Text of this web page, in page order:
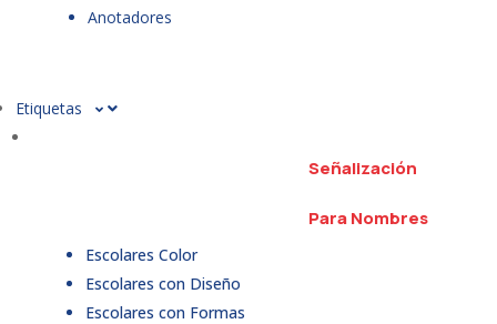
Anotadores
Etiquetas
Señalización
Para Nombres
Escolares Color
Escolares con Diseño
Escolares con Formas